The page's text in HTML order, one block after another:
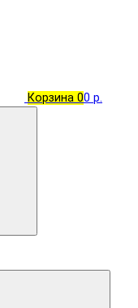
Корзина 00 р.